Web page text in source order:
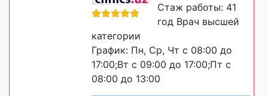
Стаж работы: 41
год Врач высшей
категории
График: Пн, Ср, Чт с 08:00 до
17:00;Вт с 09:00 до 17:00;Пт с
08:00 до 13:00